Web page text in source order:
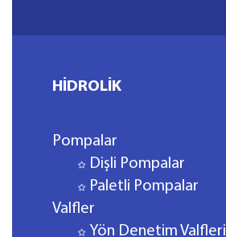
HİDROLİK
Pompalar
Dişli Pompalar
Paletli Pompalar
Valfler
Yön Denetim Valfleri